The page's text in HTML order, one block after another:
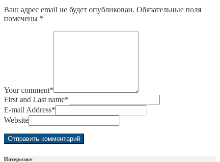
Ваш адрес email не будет опубликован. Обязательные поля
помечены *
Your comment*
First and Last name*
E-mail Address*
Website
Интересное